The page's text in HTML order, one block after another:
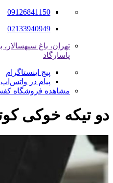
09126841150
02133940949
پاسارگاد
پیج اینستاگرام
پیام در واتس‌اپ
مشاهده فروشگاه کفش
دو تیکه خوکی